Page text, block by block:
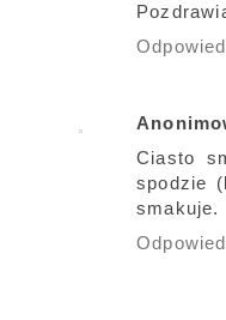
Ciasto
spodzie
smakuje.